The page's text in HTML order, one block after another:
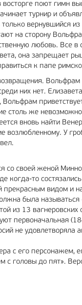
поют гимн
турнир и
вернувшийся
на сторону
любовь.
она запрещает
к папе
них нет.
столь же
вновь найти
У
со своей женой
когда-то
прекрасным видом и
была
из 13
первоначальная
не удовлетворяла
с его персонажем,
с головы до пят».